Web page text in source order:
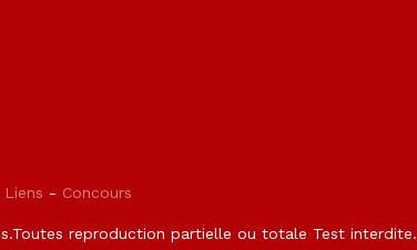
Liens - Concours
reproduction partielle ou totale Test interdite.